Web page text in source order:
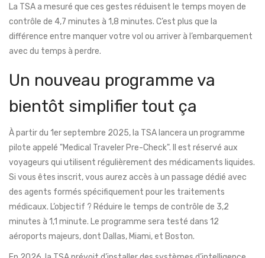
La TSA a mesuré que ces gestes réduisent le temps moyen de
contrôle de 4,7 minutes à 1,8 minutes. C’est plus que la
différence entre manquer votre vol ou arriver à l’embarquement
avec du temps à perdre.
Un nouveau programme va
bientôt simplifier tout ça
À partir du 1er septembre 2025, la TSA lancera un programme
pilote appelé "Medical Traveler Pre-Check". Il est réservé aux
voyageurs qui utilisent régulièrement des médicaments liquides.
Si vous êtes inscrit, vous aurez accès à un passage dédié avec
des agents formés spécifiquement pour les traitements
médicaux. L’objectif ? Réduire le temps de contrôle de 3,2
minutes à 1,1 minute. Le programme sera testé dans 12
aéroports majeurs, dont Dallas, Miami, et Boston.